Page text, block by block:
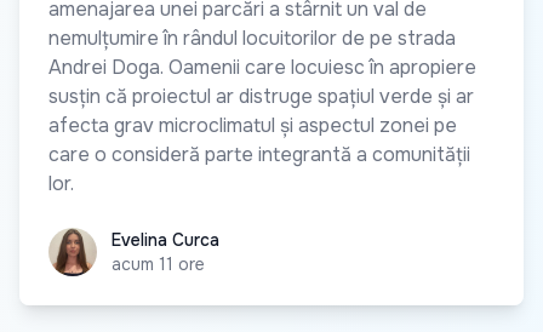
amenajarea unei parcări a stârnit un val de
nemulțumire în rândul locuitorilor de pe strada
Andrei Doga. Oamenii care locuiesc în apropiere
susțin că proiectul ar distruge spațiul verde și ar
afecta grav microclimatul și aspectul zonei pe
care o consideră parte integrantă a comunității
lor.
Evelina CurcaEvelina Curca
acum 11 ore